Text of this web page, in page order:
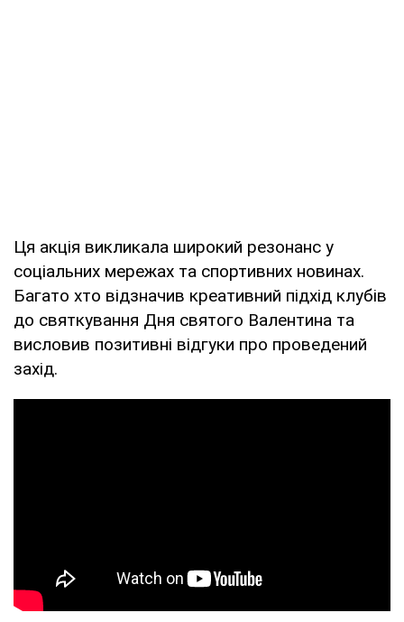
Ця акція викликала широкий резонанс у
соціальних мережах та спортивних новинах.
Багато хто відзначив креативний підхід клубів
до святкування Дня святого Валентина та
висловив позитивні відгуки про проведений
захід.